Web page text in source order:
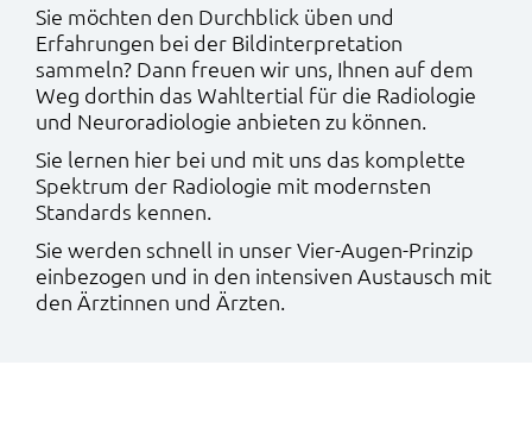
Sie möchten den Durchblick üben und
Erfahrungen bei der Bildinterpretation
sammeln? Dann freuen wir uns, Ihnen auf dem
Weg dorthin das Wahltertial für die Radiologie
und Neuroradiologie anbieten zu können.
Sie lernen hier bei und mit uns das komplette
Spektrum der Radiologie mit modernsten
Standards kennen.
Sie werden schnell in unser Vier-Augen-Prinzip
einbezogen und in den intensiven Austausch mit
den Ärztinnen und Ärzten.